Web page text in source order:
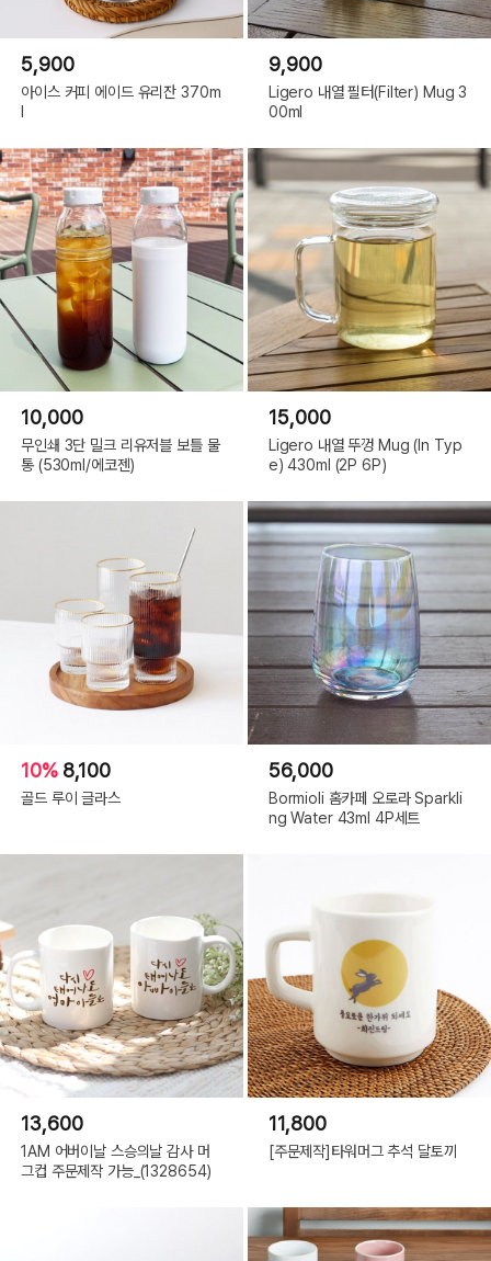
5,900
아이스 커피 에이드 유리잔 370m
l
9,900
Ligero 내열 필터(Filter) Mug 3
00ml
10,000
무인쇄 3단 밀크 리유저블 보틀 물
통 (530ml/에코젠)
15,000
Ligero 내열 뚜껑 Mug (In Typ
e) 430ml (2P 6P)
10% 8,100
골드 루이 글라스
56,000
Bormioli 홈카페 오로라 Sparkli
ng Water 43ml 4P세트
13,600
1AM 어버이날 스승의날 감사 머
그컵 주문제작 가능_(1328654)
11,800
[주문제작]타워머그 추석 달토끼